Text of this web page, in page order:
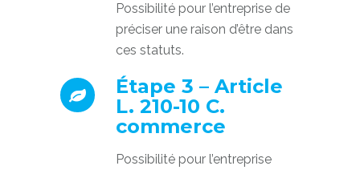
Possibilité pour l’entreprise de
préciser une raison d’être dans
ces statuts.
Étape 3 – Article
L. 210-10 C.
commerce
Possibilité pour l’entreprise